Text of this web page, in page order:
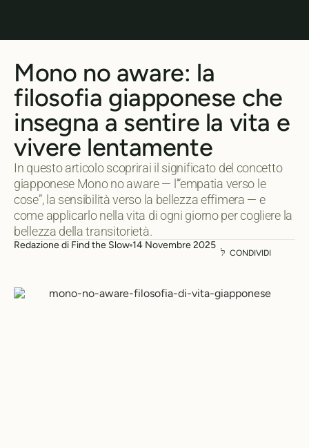
Mono no aware: la
filosofia giapponese che
insegna a sentire la vita e
vivere lentamente
In questo articolo scoprirai il significato del concetto
giapponese Mono no aware — l’“empatia verso le
cose”, la sensibilità verso la bellezza effimera — e
come applicarlo nella vita di ogni giorno per cogliere la
bellezza della transitorietà.
Redazione di Find the Slow 14 Novembre 2025
CONDIVIDI